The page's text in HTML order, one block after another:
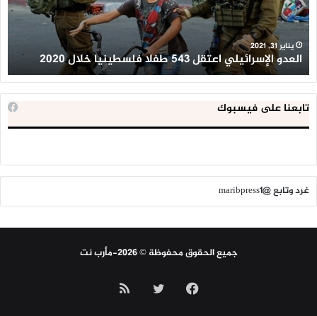
خلال
2020
يناير 31, 2021
العدو الإسرائيلي اعتقل 543 طفلا فلسطينيا خلال 2020
تابعنا على فيسبوك
غرد وتابع @maribpress1
جميع الحقوق محفوظة © 2026-مأرب نت
فيسبوك تويتر ملخص